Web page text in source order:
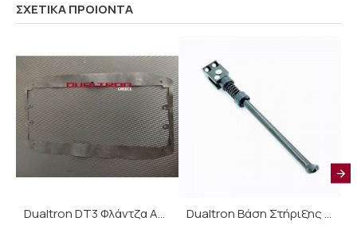
ΣΧΕΤΙΚΑ ΠΡΟΙΟΝΤΑ
Dualtron DT3 Φλάντζα Αδιαβροχοποίησης Πλατφόρμας
Dualtron Βάση Στήριξης (stand) - 170mm